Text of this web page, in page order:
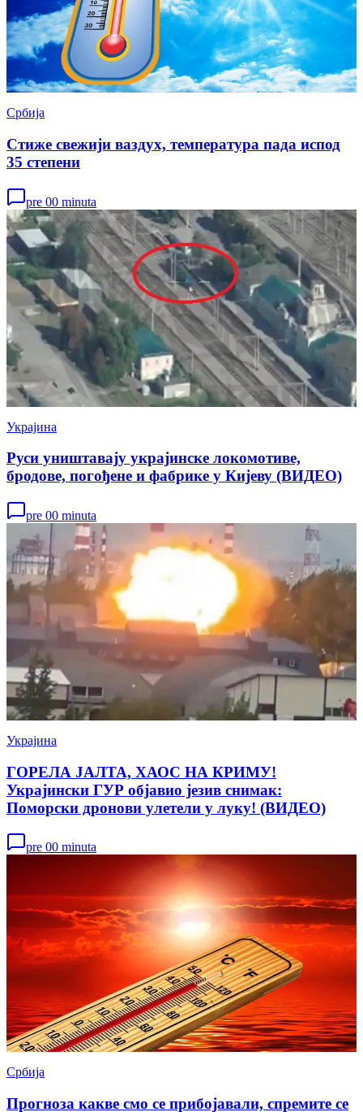
Србија
Стиже свежији ваздух, температура пада испод
35 степени
pre 00 minuta
Украјина
Руси уништавају украјинске локомотиве,
бродове, погођене и фабрике у Кијеву (ВИДЕО)
pre 00 minuta
Украјина
ГОРЕЛА ЈАЛТА, ХАОС НА КРИМУ!
Украјински ГУР објавио језив снимак:
Поморски дронови улетели у луку! (ВИДЕО)
pre 00 minuta
Србија
Прогноза какве смо се прибојавали, спремите се